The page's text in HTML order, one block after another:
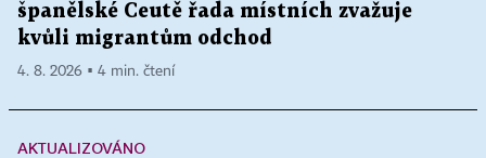
španělské Ceutě řada místních zvažuje
kvůli migrantům odchod
4. 8. 2026 ▪ 4 min. čtení
AKTUALIZOVÁNO